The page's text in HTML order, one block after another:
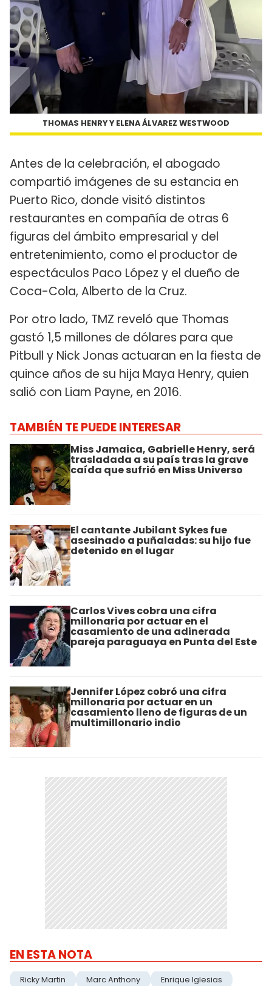
THOMAS HENRY Y ELENA ÁLVAREZ WESTWOOD
Antes de la celebración, el abogado
compartió imágenes de su estancia en
Puerto Rico, donde visitó distintos
restaurantes en compañía de otras 6
figuras del ámbito empresarial y del
entretenimiento, como el productor de
espectáculos Paco López y el dueño de
Coca-Cola, Alberto de la Cruz.
Por otro lado, TMZ reveló que Thomas
gastó 1,5 millones de dólares para que
Pitbull y Nick Jonas actuaran en la fiesta de
quince años de su hija Maya Henry, quien
salió con Liam Payne, en 2016.
TAMBIÉN TE PUEDE INTERESAR
Miss Jamaica, Gabrielle Henry, será
trasladada a su país tras la grave
caída que sufrió en Miss Universo
El cantante Jubilant Sykes fue
asesinado a puñaladas: su hijo fue
detenido en el lugar
Carlos Vives cobra una cifra
millonaria por actuar en el
casamiento de una adinerada
pareja paraguaya en Punta del Este
Jennifer López cobró una cifra
millonaria por actuar en un
casamiento lleno de figuras de un
multimillonario indio
EN ESTA NOTA
Ricky Martin Marc Anthony Enrique Iglesias